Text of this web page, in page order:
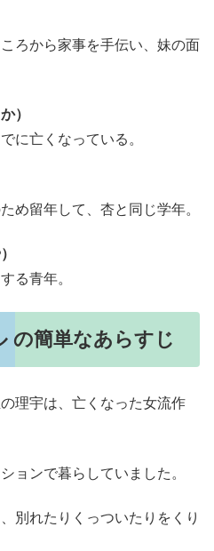
ろから家事を手伝い、妹の面
）
に亡くなっている。
め留年して、杏と同じ学年。
る青年。
の簡単なあらすじ
理宇は、亡くなった女流作
ョンで暮らしていました。
別れたりくっついたりをくり